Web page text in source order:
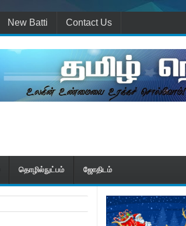
New Batti Contact Us
தொழில்நுட்பம் ஜோதிடம்